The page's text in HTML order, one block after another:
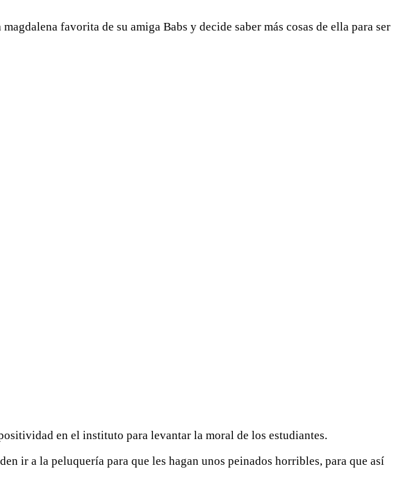
favorita de su amiga Babs y decide saber más cosas de ella para ser
en el instituto para levantar la moral de los estudiantes.
ir a la peluquería para que les hagan unos peinados horribles, para que así